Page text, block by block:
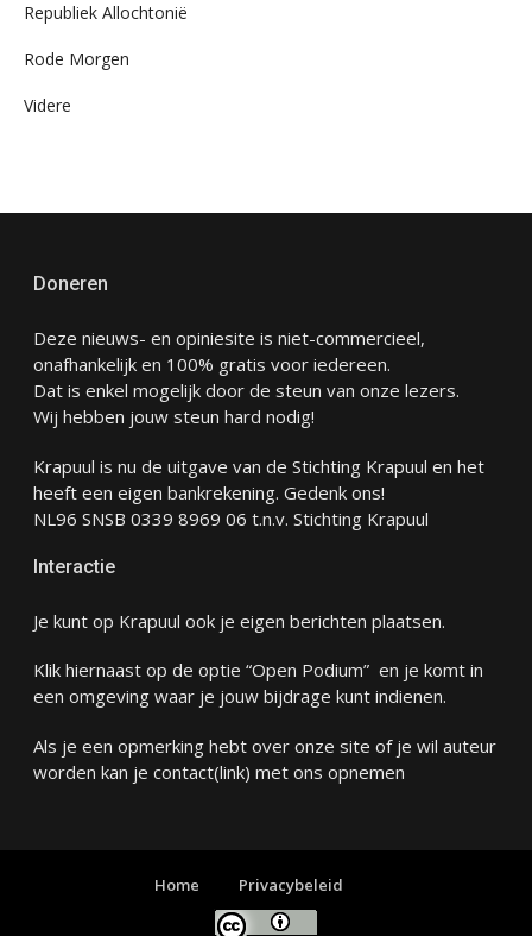
Republiek Allochtonië
Rode Morgen
Videre
Doneren
Deze nieuws- en opiniesite is niet-commercieel,
onafhankelijk en 100% gratis voor iedereen.
Dat is enkel mogelijk door de steun van onze lezers.
Wij hebben jouw steun hard nodig!
Krapuul is nu de uitgave van de Stichting Krapuul en het
heeft een eigen bankrekening. Gedenk ons!
NL96 SNSB 0339 8969 06 t.n.v. Stichting Krapuul
Interactie
Je kunt op Krapuul ook je eigen berichten plaatsen.
Klik hiernaast op de optie “Open Podium” en je komt in
een omgeving waar je jouw bijdrage kunt indienen.
Als je een opmerking hebt over onze site of je wil auteur
worden kan je contact(link) met ons opnemen
Home Privacybeleid